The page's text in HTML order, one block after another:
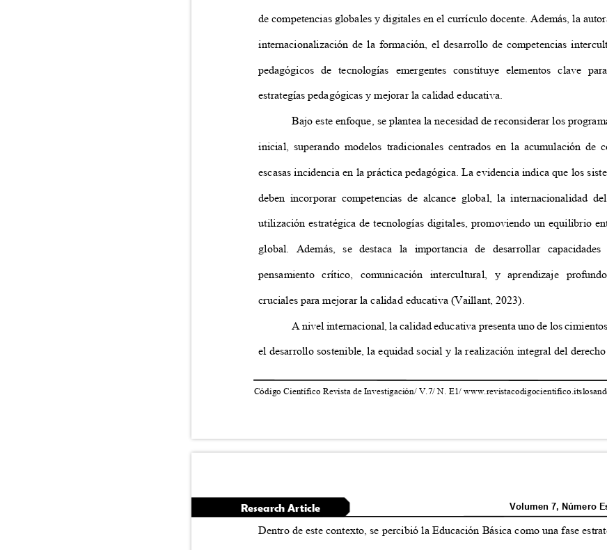
de competencias globales y digitales en el currículo docente. Además, la
internacionalización de la formación, el desarrollo de competencias
pedagógicos de tecnologías emergentes constituye elementos clave
estrategías pedagógicas y mejorar la calidad educativa.
Bajo este enfoque, se plantea la necesidad de reconsiderar los
inicial, superando modelos tradicionales centrados en la acumulación de
escasas incidencia en la práctica pedagógica. La evidencia indica que los
deben incorporar competencias de alcance global, la internacionalidad
utilización estratégica de tecnologías digitales, promoviendo un equilibrio
global. Además, se destaca la importancia de desarrollar
pensamiento crítico, comunicación intercultural, y aprendizaje
cruciales para mejorar la calidad educativa (Vaillant, 2023).
A nivel internacional, la calidad educativa presenta uno de los
el desarrollo sostenible, la equidad social y la realización integral del
Código Científico Revista de Investigación/ V.7/ N. E1/
Volumen 7, Número
Research Article
Dentro de este contexto, se percibió la Educación Básica como una fase